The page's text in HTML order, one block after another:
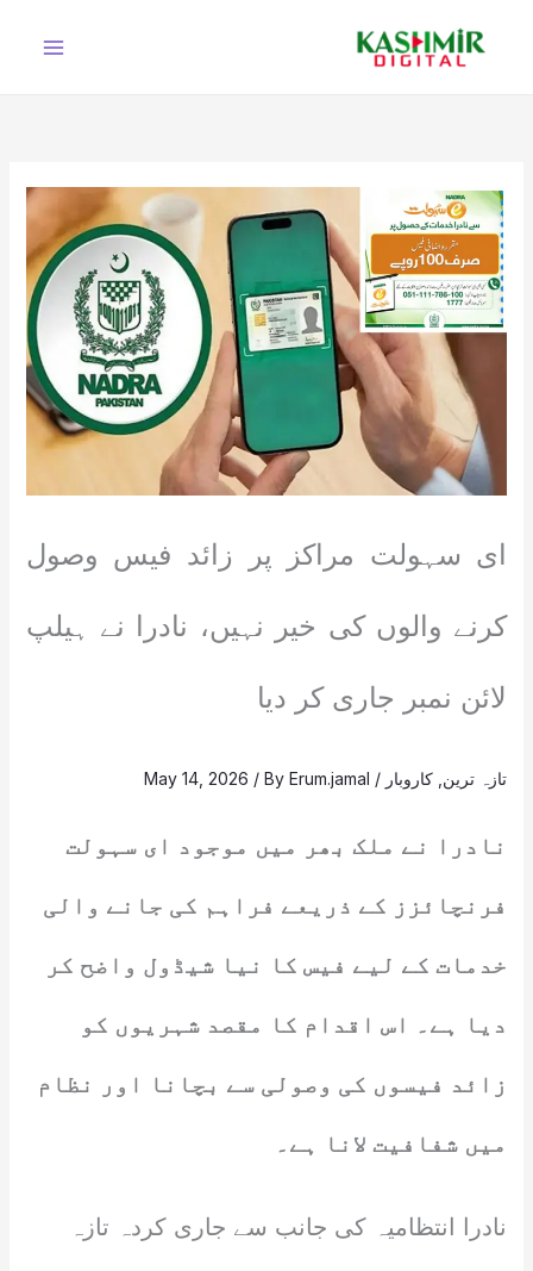
ای سہولت مراکز پر زائد فیس وصول
کرنے والوں کی خیر نہیں، نادرا نے ہیلپ
لائن نمبر جاری کر دیا
تازہ ترین کاروبار /
May 14, 2026 / ByErum.jamal
نادرا نے ملک بھر میں موجود ای سہولت
فرنچائزز کے ذریعے فراہم کی جانے والی
خدمات کے لیے فیس کا نیا شیڈول واضح کر
دیا ہے۔ اس اقدام کا مقصد شہریوں کو
زائد فیسوں کی وصولی سے بچانا اور نظام
میں شفافیت لانا ہے۔
نادرا انتظامیہ کی جانب سے جاری کردہ تازہ